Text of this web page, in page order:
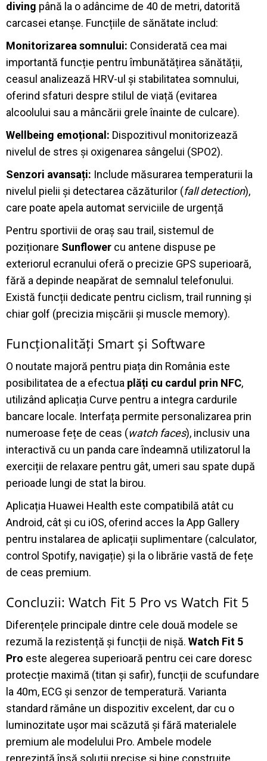
diving până la o adâncime de 40 de metri, datorită
carcasei etanșe. Funcțiile de sănătate includ:
Monitorizarea somnului: Considerată cea mai
importantă funcție pentru îmbunătățirea sănătății,
ceasul analizează HRV-ul și stabilitatea somnului,
oferind sfaturi despre stilul de viață (evitarea
alcoolului sau a mâncării grele înainte de culcare).
Wellbeing emoțional: Dispozitivul monitorizează
nivelul de stres și oxigenarea sângelui (SPO2).
Senzori avansați: Include măsurarea temperaturii la
nivelul pielii și detectarea căzăturilor (fall detection),
care poate apela automat serviciile de urgență
Pentru sportivii de oraș sau trail, sistemul de
poziționare Sunflower cu antene dispuse pe
exteriorul ecranului oferă o precizie GPS superioară,
fără a depinde neapărat de semnalul telefonului.
Există funcții dedicate pentru ciclism, trail running și
chiar golf (precizia mișcării și muscle memory).
Funcționalități Smart și Software
O noutate majoră pentru piața din România este
posibilitatea de a efectua plăți cu cardul prin NFC,
utilizând aplicația Curve pentru a integra cardurile
bancare locale. Interfața permite personalizarea prin
numeroase fețe de ceas (watch faces), inclusiv una
interactivă cu un panda care îndeamnă utilizatorul la
exerciții de relaxare pentru gât, umeri sau spate după
perioade lungi de stat la birou.
Aplicația Huawei Health este compatibilă atât cu
Android, cât și cu iOS, oferind acces la App Gallery
pentru instalarea de aplicații suplimentare (calculator,
control Spotify, navigație) și la o librărie vastă de fețe
de ceas premium.
Concluzii: Watch Fit 5 Pro vs Watch Fit 5
Diferențele principale dintre cele două modele se
rezumă la rezistență și funcții de nișă. Watch Fit 5
Pro este alegerea superioară pentru cei care doresc
protecție maximă (titan și safir), funcții de scufundare
la 40m, ECG și senzor de temperatură. Varianta
standard rămâne un dispozitiv excelent, dar cu o
luminozitate ușor mai scăzută și fără materialele
premium ale modelului Pro. Ambele modele
reprezintă însă soluții precise și bine construite